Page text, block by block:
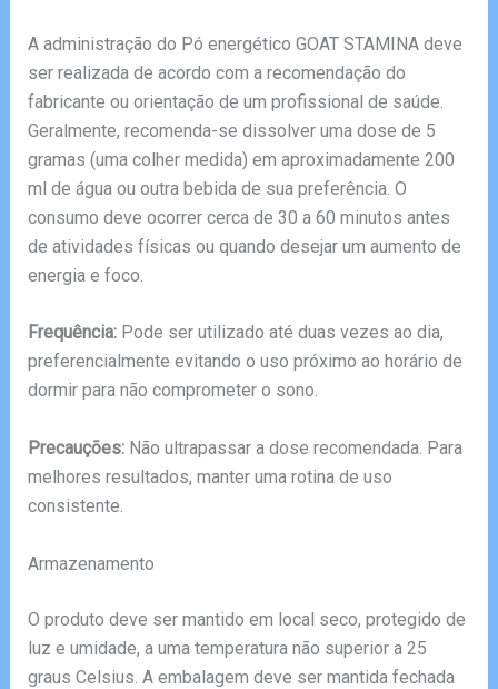
A administração do Pó energético GOAT STAMINA deve
ser realizada de acordo com a recomendação do
fabricante ou orientação de um profissional de saúde.
Geralmente, recomenda-se dissolver uma dose de 5
gramas (uma colher medida) em aproximadamente 200
ml de água ou outra bebida de sua preferência. O
consumo deve ocorrer cerca de 30 a 60 minutos antes
de atividades físicas ou quando desejar um aumento de
energia e foco.
Frequência:Pode ser utilizado até duas vezes ao dia,
preferencialmente evitando o uso próximo ao horário de
dormir para não comprometer o sono.
Precauções:Não ultrapassar a dose recomendada. Para
melhores resultados, manter uma rotina de uso
consistente.
Armazenamento
O produto deve ser mantido em local seco, protegido de
luz e umidade, a uma temperatura não superior a 25
graus Celsius. A embalagem deve ser mantida fechada